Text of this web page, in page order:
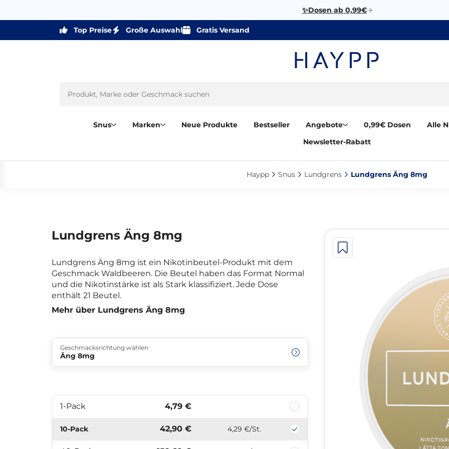
✨Dosen ab 0,99€
Top Preise Große Auswahl Gratis Versand
Snus Marken Neue Produkte Bestseller Angebote 0,99€ Dosen
Alle
Newsletter-Rabatt
Haypp‎ Snus‎ Lundgrens‎ Lundgrens Äng 8mg‎
Lundgrens Äng 8mg
Lundgrens Äng 8mg ist ein Nikotinbeutel-Produkt mit dem
Geschmack Waldbeeren. Die Beutel haben das Format Normal
und die Nikotinstärke ist als Stark klassifiziert. Jede Dose
enthält 21 Beutel.
Mehr über Lundgrens Äng 8mg
Geschmacksrichtung wählen
Äng 8mg
1-Pack 4,79 €
10-Pack 42,90 € 4,29 €/St.